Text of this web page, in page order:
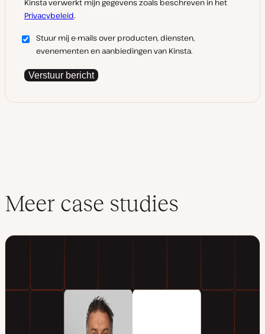
Kinsta verwerkt mijn gegevens zoals beschreven in het
Privacybeleid.
Stuur mij e-mails over producten, diensten,
evenementen en aanbiedingen van Kinsta.
Verstuur bericht
Meer case studies